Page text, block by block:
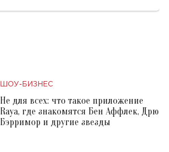
ШОУ-БИЗНЕС
Не для всех: что такое приложение
Raya, где знакомятся Бен Аффлек, Дрю
Бэрримор и другие звезды